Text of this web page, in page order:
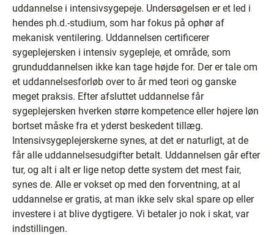
uddannelse i intensivsygepeje. Undersøgelsen er et led i
hendes ph.d.-studium, som har fokus på ophør af
mekanisk ventilering. Uddannelsen certificerer
sygeplejersken i intensiv sygepleje, et område, som
grunduddannelsen ikke kan tage højde for. Der er tale om
et uddannelsesforløb over to år med teori og ganske
meget praksis. Efter afsluttet uddannelse får
sygeplejersken hverken større kompetence eller højere løn
bortset måske fra et yderst beskedent tillæg.
Intensivsygeplejerskerne synes, at det er naturligt, at de
får alle uddannelsesudgifter betalt. Uddannelsen går efter
tur, og alt i alt er lige netop dette system det mest fair,
synes de. Alle er vokset op med den forventning, at al
uddannelse er gratis, at man ikke selv skal spare op eller
investere i at blive dygtigere. Vi betaler jo nok i skat, var
indstillingen.